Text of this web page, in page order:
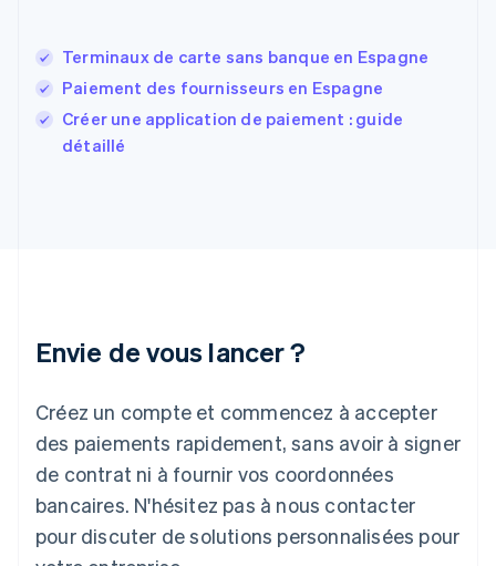
Terminaux de carte sans banque en Espagne
Paiement des fournisseurs en Espagne
Créer une application de paiement : guide
détaillé
Envie de vous lancer ?
Créez un compte et commencez à accepter
des paiements rapidement, sans avoir à signer
de contrat ni à fournir vos coordonnées
bancaires. N'hésitez pas à nous contacter
pour discuter de solutions personnalisées pour
France
Gibraltar
English
Grèce
Japon
Lettonie
English
Liechtenstein
DeutschEnglish
Lituanie
Luxembourg